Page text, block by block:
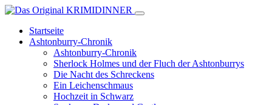
Startseite
Ashtonburry-Chronik
Ashtonburry-Chronik
Sherlock Holmes und der Fluch der Ashtonburrys
Die Nacht des Schreckens
Ein Leichenschmaus
Hochzeit in Schwarz